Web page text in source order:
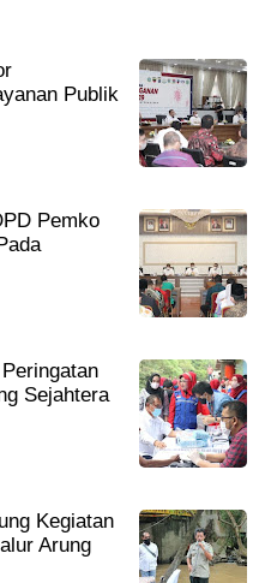
Publik
Pemko
Sejahtera
Kegiatan
Arung